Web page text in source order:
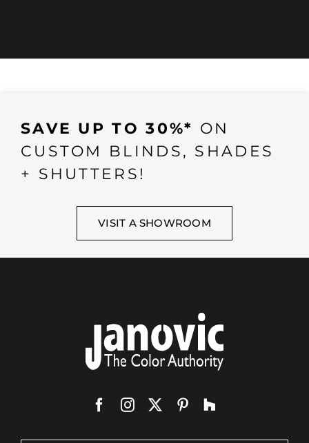
SAVE UP TO 30%* ON
CUSTOM BLINDS, SHADES
+ SHUTTERS!
VISIT A SHOWROOM